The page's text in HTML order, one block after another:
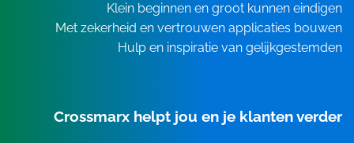
Klein beginnen en groot kunnen eindigen
Met zekerheid en vertrouwen applicaties bouwen
Hulp en inspiratie van gelijkgestemden
Crossmarx helpt jou en je klanten verder